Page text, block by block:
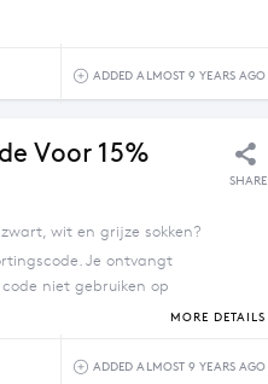
ADDED ALMOST 9 YEARS AGO
Voor 15%
SHARE
wit en grijze sokken?
Je ontvangt
niet gebruiken op
aanbiedingen ofMORE DETAILS
ADDED ALMOST 9 YEARS AGO